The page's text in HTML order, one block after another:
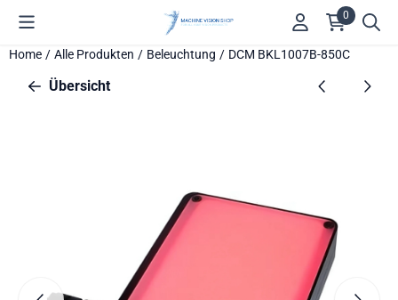
Cookie-Einstellungen verfügbar. Einstellungen wählen oder alle
0
Home / Alle Produkten / Beleuchtung / DCM BKL1007B-850C
Übersicht